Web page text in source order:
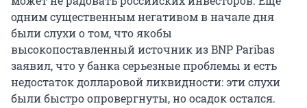
одним существенным негативом в начале дня
были слухи о том, что якобы
высокопоставленный источник из BNP Paribas
заявил, что у банка серьезные проблемы и есть
недостаток долларовой ликвидности: эти слухи
были быстро опровергнуты, но осадок остался.